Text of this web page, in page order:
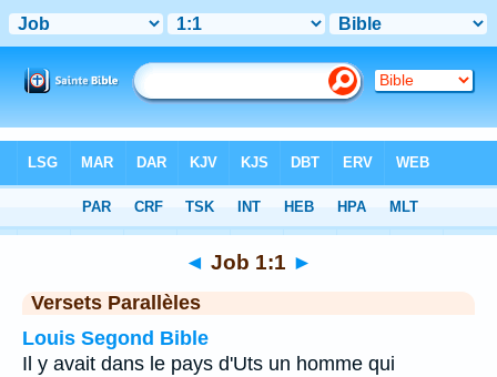
Chapitre 1 > Verset 1
◄ Job 1:1 ►
Versets Parallèles
Louis Segond Bible
Il y avait dans le pays d'Uts un homme qui